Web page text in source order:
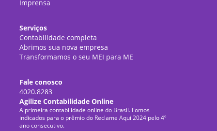
Imprensa
Serviços
Contabilidade completa
Abrimos sua nova empresa
Transformamos o seu MEI para ME
Fale conosco
4020.8283
Agilize Contabilidade Online
A primeira contabilidade online do Brasil. Fomos
indicados para o prêmio do Reclame Aqui 2024 pelo 4º
ano consecutivo.